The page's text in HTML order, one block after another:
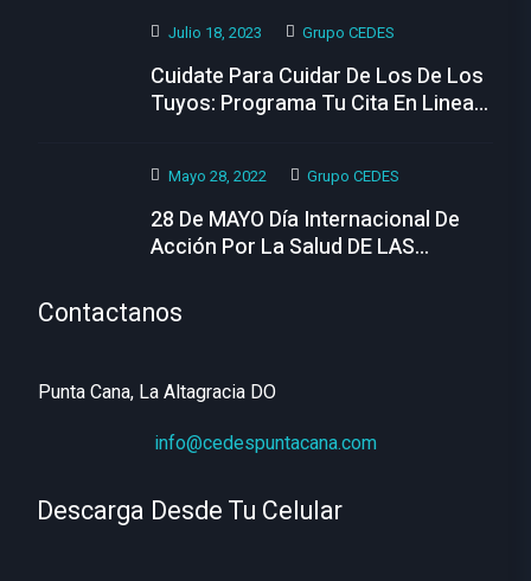
Julio 18, 2023 Grupo CEDES
Cuidate Para Cuidar De Los De Los
Tuyos: Programa Tu Cita En Linea
Mayo 28, 2022 Grupo CEDES
28 De MAYO Día Internacional De
Acción Por La Salud DE LAS
Contactanos
Punta Cana, La Altagracia DO
info@cedespuntacana.com
Descarga Desde Tu Celular